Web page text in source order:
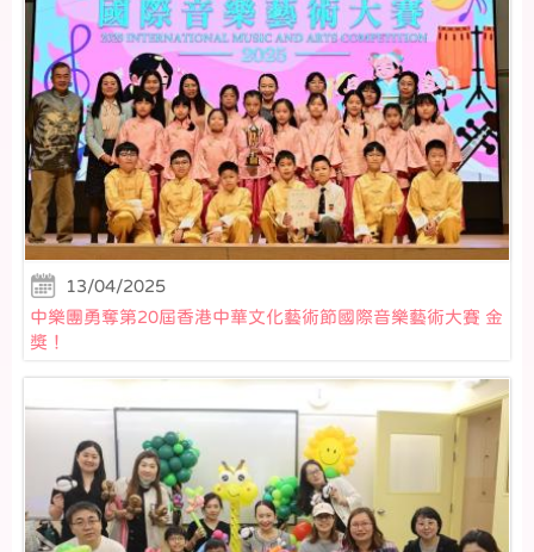
13/04/2025
中樂團勇奪第20屆香港中華文化藝術節國際音樂藝術大賽 金
獎！